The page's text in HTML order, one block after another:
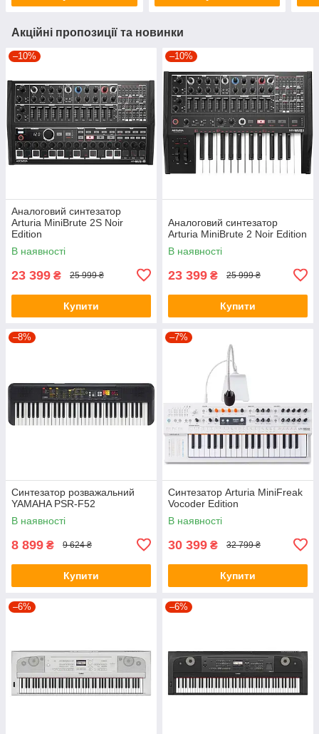
Акційні пропозиції та новинки
–10%
Аналоговий синтезатор
Arturia MiniBrute 2S Noir
Edition
В наявності
23 399 ₴ 25 999 ₴
Купити
–10%
Аналоговий синтезатор
Arturia MiniBrute 2 Noir Edition
В наявності
23 399 ₴ 25 999 ₴
Купити
–8%
Синтезатор розважальний
YAMAHA PSR-F52
В наявності
8 899 ₴ 9 624 ₴
Купити
–7%
Синтезатор Arturia MiniFreak
Vocoder Edition
В наявності
30 399 ₴ 32 799 ₴
Купити
–6% –6%